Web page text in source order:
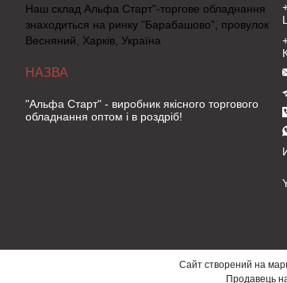
Наш склад Альфа Старт"-торгове обладнання
знаходиться на ринку "Барабашово", провулок
Весняний, Харків, Україна
"Альфа Старт" - виробник якісного торгового
обладнання оптом і в роздріб!
Сайт створений на
Продавець